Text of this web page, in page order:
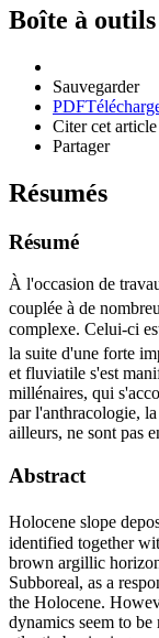
Boîte à outils
Sauvegarder
PDF
Citer cet article
Partager
Résumés
Résumé
À l'occasion de
couplée à de
complexe. Celui-ci
la suite d'une forte
et fluviatile s'est
millénaires, qui
par l'anthracologie,
ailleurs, ne sont pas
Abstract
Holocene slope
identified together
brown argillic
Subboreal, as a
the Holocene.
dynamics seem to